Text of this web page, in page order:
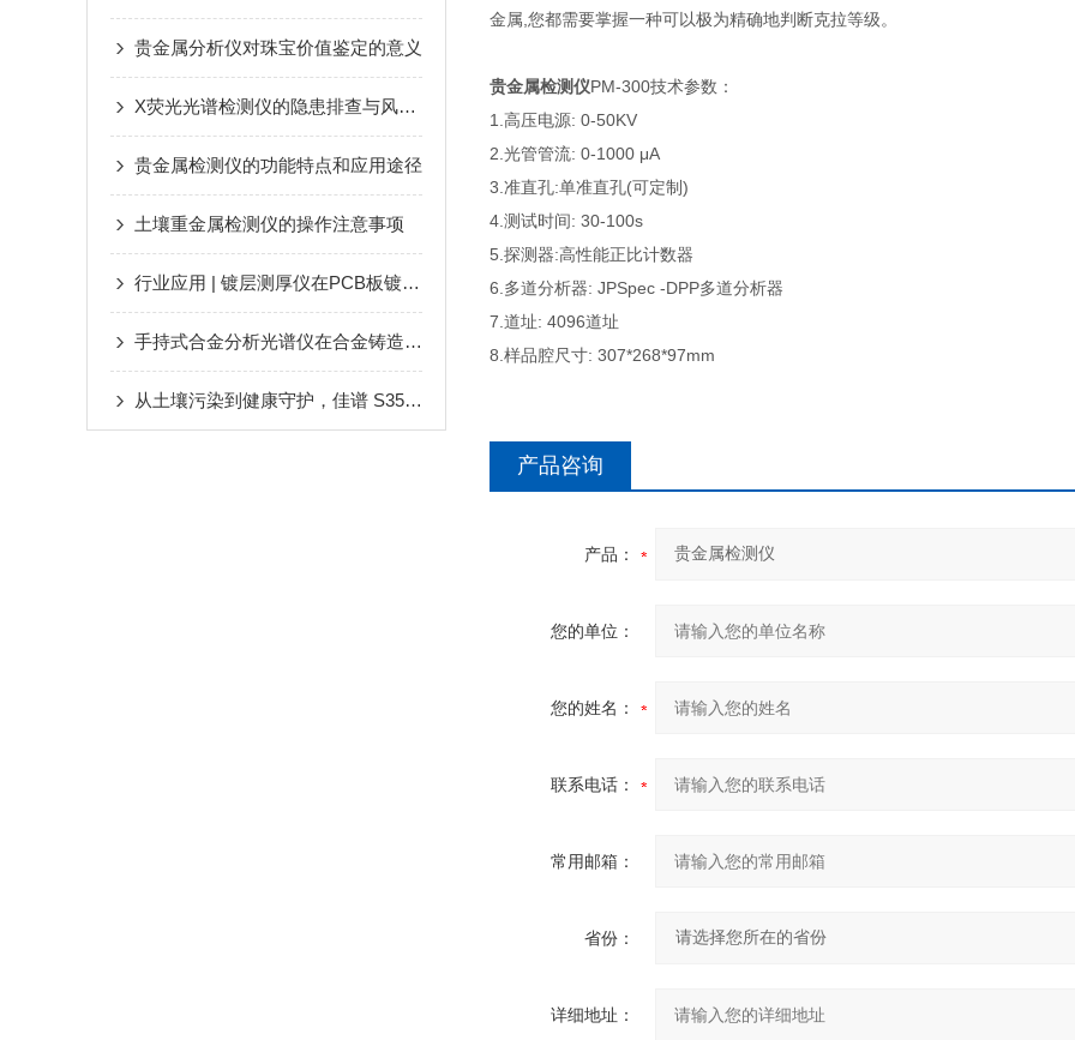
贵金属分析仪对珠宝价值鉴定的意义
X荧光光谱检测仪的隐患排查与风险控制
贵金属检测仪的功能特点和应用途径
土壤重金属检测仪的操作注意事项
行业应用 | 镀层测厚仪在PCB板镀层检测的应用优势
手持式合金分析光谱仪在合金铸造业中的优势和应用
从土壤污染到健康守护，佳谱 S350 让重金属检测 “快” 人一步
金属,您都需要掌握一种可以极为精确地判断克拉等级。
贵金属检测仪PM-300技术参数：
1.高压电源: 0-50KV
2.光管管流: 0-1000 μA
3.准直孔:单准直孔(可定制)
4.测试时间: 30-100s
5.探测器:高性能正比计数器
6.多道分析器: JPSpec -DPP多道分析器
7.道址: 4096道址
8.样品腔尺寸: 307*268*97mm
产品咨询
产品：
您的单位：
您的姓名：
联系电话：
常用邮箱：
省份：
详细地址：